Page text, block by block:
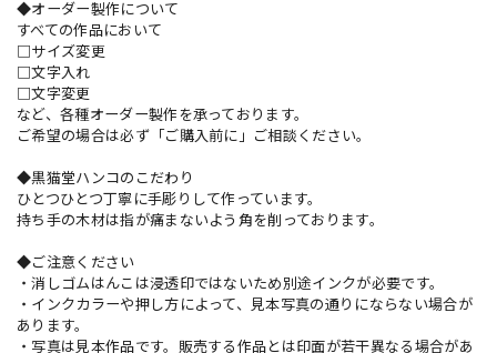
◆オーダー製作について
すべての作品において
□サイズ変更
□文字入れ
□文字変更
など、各種オーダー製作を承っております。
ご希望の場合は必ず「ご購入前に」ご相談ください。
◆黒猫堂ハンコのこだわり
ひとつひとつ丁寧に手彫りして作っています。
持ち手の木材は指が痛まないよう角を削っております。
◆ご注意ください
・消しゴムはんこは浸透印ではないため別途インクが必要です。
・インクカラーや押し方によって、見本写真の通りにならない場合が
あります。
・写真は見本作品です。販売する作品とは印面が若干異なる場合があ